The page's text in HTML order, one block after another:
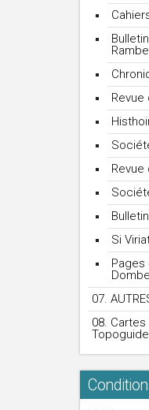
Revue
Revue
Si
Pages
07.
08.